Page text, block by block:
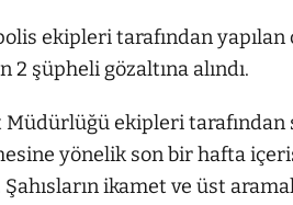
polis ekipleri tarafından
2 şüpheli gözaltına alındı.
ekipleri tarafından
yönelik son bir hafta
Şahısların ikamet ve üst